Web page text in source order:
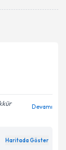
için bir
belirtilen
Devamı
Haritada Göster